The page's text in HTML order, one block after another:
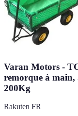
Varan Motors -
remorque à main,
200Kg
Rakuten FR